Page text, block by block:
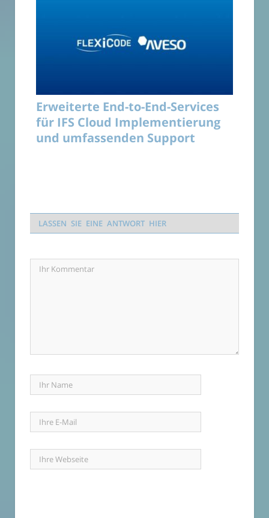
Erweiterte End-to-End-Services
für IFS Cloud Implementierung
und umfassenden Support
LASSEN SIE EINE ANTWORT HIER